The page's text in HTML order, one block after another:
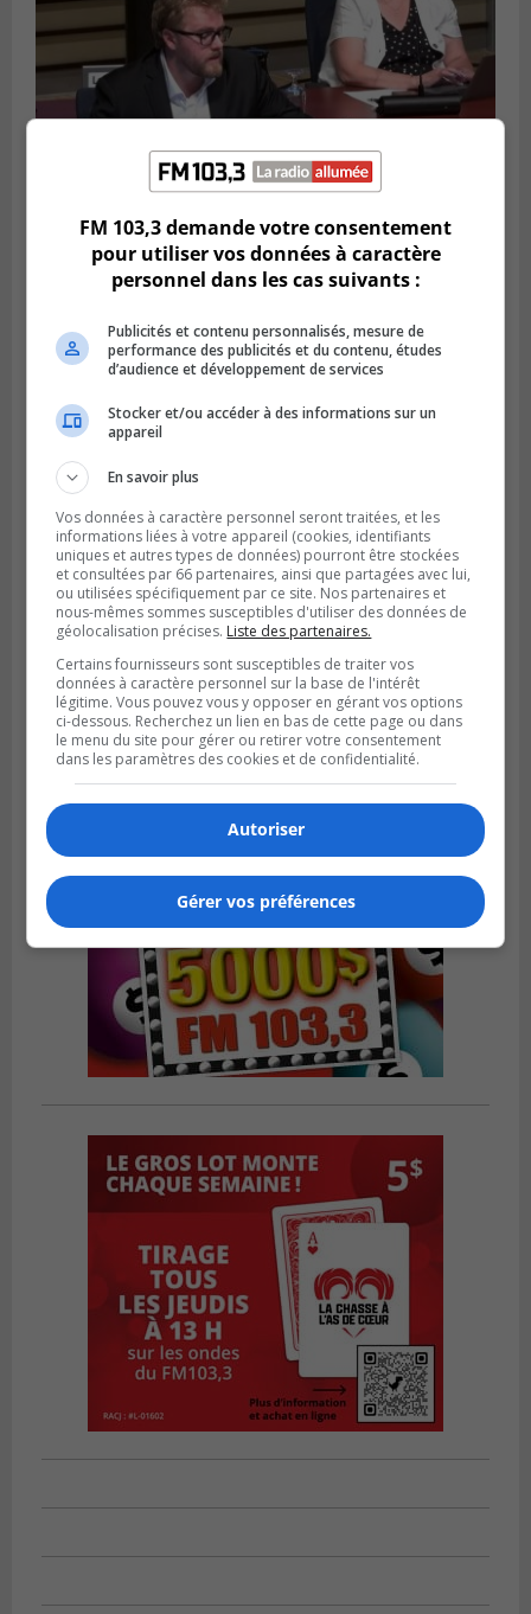
LONGUEUIL
Publié le 4 août 2026 à 08h28
élection partielle
Publié le 3 août 2026 à 14h47
Le Livre bleu rassemble 200 curieux à
Longueuil
FM 103,3 demande votre consentement
pour utiliser vos données à caractère
personnel dans les cas suivants :
Publicités et contenu personnalisés, mesure de
performance des publicités et du contenu, études
d’audience et développement de services
Stocker et/ou accéder à des informations sur un
appareil
En savoir plus
Vos données à caractère personnel seront traitées, et les
informations liées à votre appareil (cookies, identifiants
uniques et autres types de données) pourront être stockées
et consultées par 66 partenaires, ainsi que partagées avec lui,
ou utilisées spécifiquement par ce site. Nos partenaires et
nous-mêmes sommes susceptibles d'utiliser des données de
géolocalisation précises. Liste des partenaires.
Certains fournisseurs sont susceptibles de traiter vos
données à caractère personnel sur la base de l'intérêt
légitime. Vous pouvez vous y opposer en gérant vos options
ci-dessous. Recherchez un lien en bas de cette page ou dans
le menu du site pour gérer ou retirer votre consentement
dans les paramètres des cookies et de confidentialité.
Autoriser
Gérer vos préférences